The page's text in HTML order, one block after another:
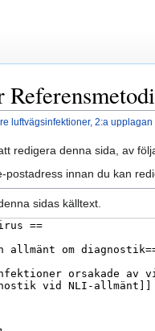
luftvägsinfektioner, 2:a upplagan
redigera denna sida, av
postadress innan du kan
sidas källtext.